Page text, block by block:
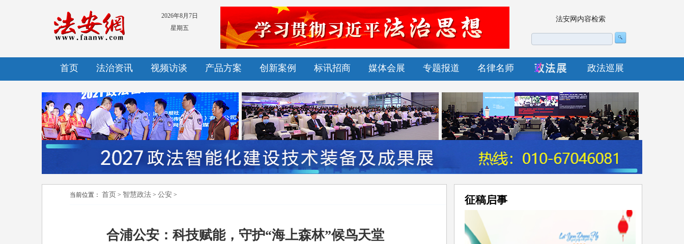
2026年8月7日
星期五
法安网内容检索
首页 法治资讯 视频访谈 产品方案 创新案例 标讯招商 媒体会展 专题报道 名律名师 政法巡展
当前位置： 首页 > 智慧政法 > 公安 >
合浦公安：科技赋能，守护“海上森林”候鸟天堂
征稿启事